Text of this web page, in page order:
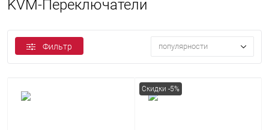
KVM-Переключатели
Фильтр популярности
Скидки -5%